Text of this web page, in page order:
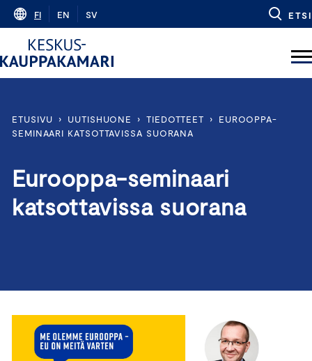
Skip
content
FI EN SV ETSI
ETUSIVU › UUTISHUONE › TIEDOTTEET ›
EUROOPPA-
SEMINAARI KATSOTTAVISSA SUORANA
Eurooppa-seminaari
katsottavissa suorana